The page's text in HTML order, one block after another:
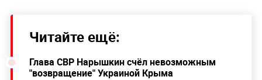
Читайте ещё:
Глава СВР Нарышкин счёл невозможным
"возвращение" Украиной Крыма